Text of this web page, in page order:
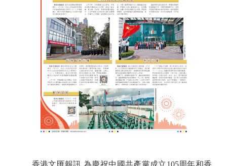
香港文匯報訊 為慶祝中國共產黨成立105周年和香